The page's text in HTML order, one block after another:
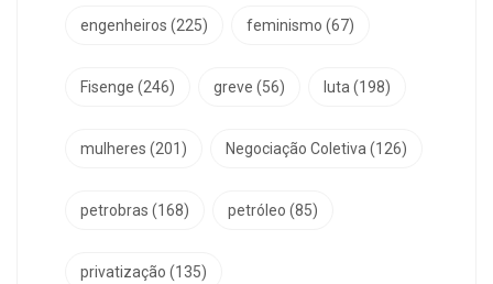
engenheiros (225) feminismo (67)
Fisenge (246) greve (56) luta (198)
mulheres (201) Negociação Coletiva (126)
petrobras (168) petróleo (85)
privatização (135)